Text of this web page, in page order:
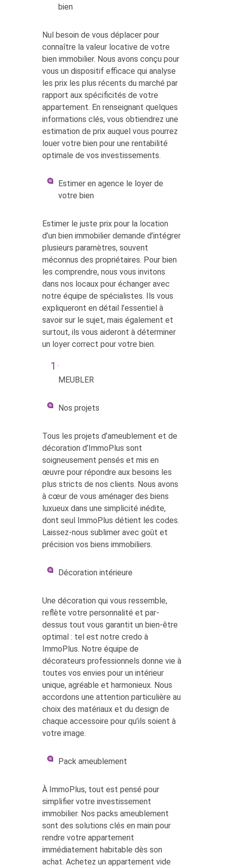
bien
Nul besoin de vous déplacer pour
connaître la valeur locative de votre
bien immobilier. Nous avons conçu pour
vous un dispositif efficace qui analyse
les prix les plus récents du marché par
rapport aux spécificités de votre
appartement. En renseignant quelques
informations clés, vous obtiendrez une
estimation de prix auquel vous pourrez
louer votre bien pour une rentabilité
optimale de vos investissements.
Estimer en agence le loyer de
votre bien
Estimer le juste prix pour la location
d’un bien immobilier demande d’intégrer
plusieurs paramètres, souvent
méconnus des propriétaires. Pour bien
les comprendre, nous vous invitons
dans nos locaux pour échanger avec
notre équipe de spécialistes. Ils vous
expliqueront en détail l’essentiel à
savoir sur le sujet, mais également et
surtout, ils vous aideront à déterminer
un loyer correct pour votre bien.
MEUBLER
Nos projets
Tous les projets d’ameublement et de
décoration d’ImmoPlus sont
soigneusement pensés et mis en
œuvre pour répondre aux besoins les
plus stricts de nos clients. Nous avons
à cœur de vous aménager des biens
luxueux dans une simplicité inédite,
dont seul ImmoPlus détient les codes.
Laissez-nous sublimer avec goût et
précision vos biens immobiliers.
Décoration intérieure
Une décoration qui vous ressemble,
reflète votre personnalité et par-
dessus tout vous garantit un bien-être
optimal : tel est notre credo à
ImmoPlus. Notre équipe de
décorateurs professionnels donne vie à
toutes vos envies pour un intérieur
unique, agréable et harmonieux. Nous
accordons une attention particulière au
choix des matériaux et du design de
chaque accessoire pour qu’ils soient à
votre image.
Pack ameublement
À ImmoPlus, tout est pensé pour
simplifier votre investissement
immobilier. Nos packs ameublement
sont des solutions clés en main pour
rendre votre appartement
immédiatement habitable dès son
achat. Achetez un appartement vide